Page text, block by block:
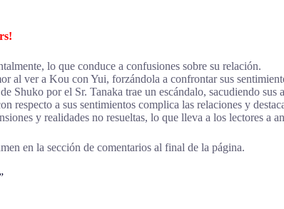
lo que conduce a confusiones sobre su relación.
al ver a Kou con Yui, forzándola a confrontar sus
Shuko por el Sr. Tanaka trae un escándalo, sacudiendo sus
respecto a sus sentimientos complica las relaciones y
y realidades no resueltas, lo que lleva a los lectores a
en la sección de comentarios al final de la página.